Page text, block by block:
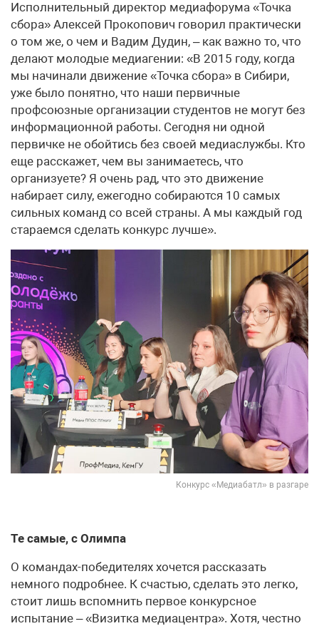
Исполнительный директор медиа­фо­ру­ма «Точка
сбора» Алексей Прокопович говорил практически
о том же, о чем и Вадим Дудин, – как важно то, что
делают молодые медиагении: «В 2015 году, когда
мы начинали движение «Точка сбора» в Сибири,
уже было понятно, что наши первичные
профсоюзные организации студентов не могут без
информационной работы. Сегодня ни одной
первичке не обойтись без своей медиаслужбы. Кто
еще расскажет, чем вы занимаетесь, что
организуете? Я очень рад, что это движение
набирает силу, ежегодно собираются 10 самых
сильных команд со всей страны. А мы каждый год
стараемся сделать конкурс лучше».
Конкурс «Медиабатл» в разгаре
Те самые, с Олимпа
О командах-победителях хочется рассказать
немного подробнее. К счастью, сделать это легко,
стоит лишь вспомнить первое конкурсное
испытание – «Визитка медиацентра». Хотя, честно